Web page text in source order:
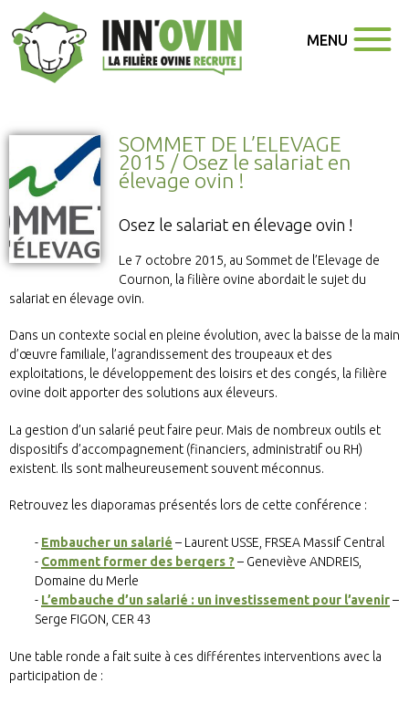
MENU
SOMMET DE L’ELEVAGE
2015 / Osez le salariat en
élevage ovin !
Osez le salariat en élevage ovin !
Le 7 octobre 2015, au Sommet de l’Elevage de
Cournon, la filière ovine abordait le sujet du
salariat en élevage ovin.
Dans un contexte social en pleine évolution, avec la baisse de la main
d’œuvre familiale, l’agrandissement des troupeaux et des
exploitations, le développement des loisirs et des congés, la filière
ovine doit apporter des solutions aux éleveurs.
La gestion d’un salarié peut faire peur. Mais de nombreux outils et
dispositifs d’accompagnement (financiers, administratif ou RH)
existent. Ils sont malheureusement souvent méconnus.
Retrouvez les diaporamas présentés lors de cette conférence :
Embaucher un salarié – Laurent USSE, FRSEA Massif Central
Comment former des bergers ? – Geneviève ANDREIS,
Domaine du Merle
L’embauche d’un salarié : un investissement pour l’avenir–
Serge FIGON, CER 43
Une table ronde a fait suite à ces différentes interventions avec la
participation de :